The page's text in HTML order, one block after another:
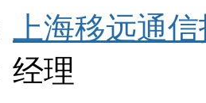
上海移远通
经理